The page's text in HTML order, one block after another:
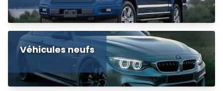
Véhicules neufs